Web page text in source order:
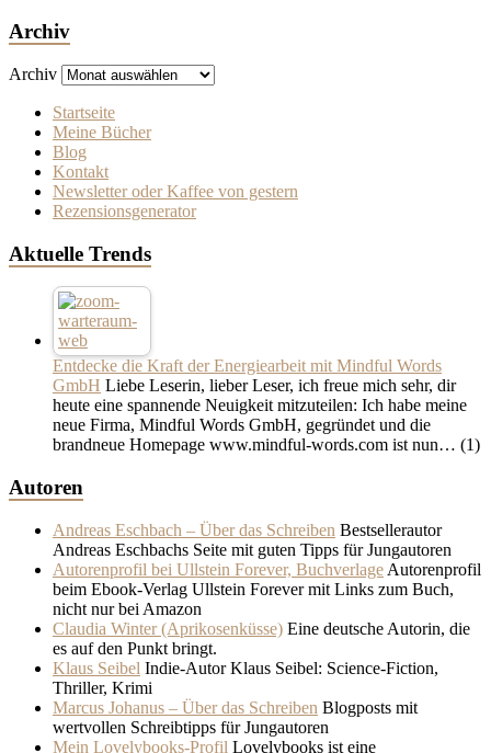
Archiv
Archiv
Startseite
Meine Bücher
Blog
Kontakt
Newsletter oder Kaffee von gestern
Rezensionsgenerator
Aktuelle Trends
Entdecke die Kraft der Energiearbeit mit Mindful Words
GmbH Liebe Leserin, lieber Leser, ich freue mich sehr, dir
heute eine spannende Neuigkeit mitzuteilen: Ich habe meine
neue Firma, Mindful Words GmbH, gegründet und die
brandneue Homepage www.mindful-words.com ist nun… (1)
Autoren
Andreas Eschbach – Über das Schreiben Bestsellerautor
Andreas Eschbachs Seite mit guten Tipps für Jungautoren
Autorenprofil bei Ullstein Forever, Buchverlage Autorenprofil
beim Ebook-Verlag Ullstein Forever mit Links zum Buch,
nicht nur bei Amazon
Claudia Winter (Aprikosenküsse) Eine deutsche Autorin, die
es auf den Punkt bringt.
Klaus Seibel Indie-Autor Klaus Seibel: Science-Fiction,
Thriller, Krimi
Marcus Johanus – Über das Schreiben Blogposts mit
wertvollen Schreibtipps für Jungautoren
Mein Lovelybooks-Profil Lovelybooks ist eine